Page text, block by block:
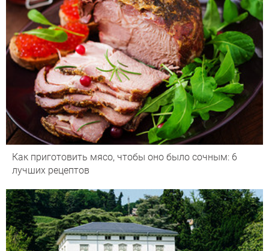
Как приготовить мясо, чтобы оно было сочным: 6
лучших рецептов